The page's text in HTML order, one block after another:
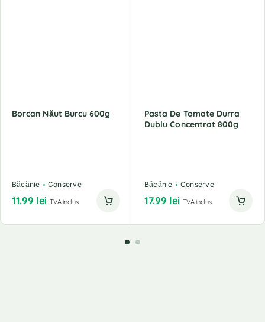
Borcan Năut Burcu 600g
Băcănie Conserve
11.99 lei TVA inclus
Pasta De Tomate Durra
Dublu Concentrat 800g
Băcănie Conserve
17.99 lei TVA inclus